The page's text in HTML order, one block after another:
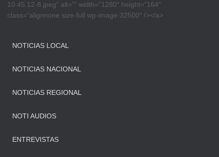
10.45.12-8.jpeg” alt=”” width=”1280″ height=”164″
class=”alignnone size-full wp-image-32500″ /></a>
NOTICIAS LOCAL
NOTICIAS NACIONAL
NOTICIAS REGIONAL
NOTI AUDIOS
ENTREVISTAS